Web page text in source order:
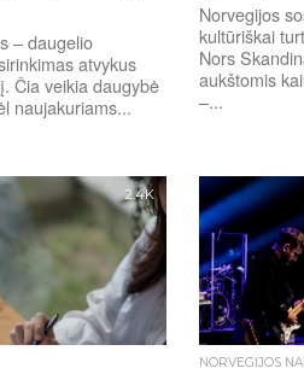
– daugelio
atvykus
Čia veikia daugybė
naujakuriams...
Norvegijos
kultūriškai
Nors
aukštomis
–...
2.4K
NORVEGIJOS